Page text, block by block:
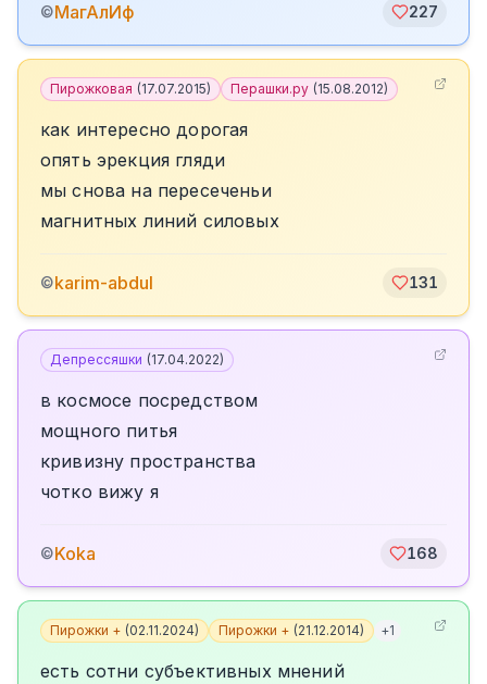
©МагАлИф 227
Пирожковая (17.07.2015) Перашки.ру (15.08.2012)
как интересно дорогая
опять эрекция гляди
мы снова на пересеченьи
магнитных линий силовых
©karim-abdul 131
Депрессяшки (17.04.2022)
в космосе посредством
мощного питья
кривизну пространства
чотко вижу я
©Koka 168
Пирожки + (02.11.2024) Пирожки + (21.12.2014) +1
есть сотни субъективных мнений